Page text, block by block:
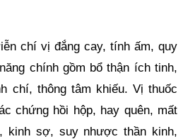
chí vị đắng cay, tính ấm, quy
chính gồm bổ thận ích tinh,
chí, thông tâm khiếu. Vị thuốc
chứng hồi hộp, hay quên, mất
kinh sợ, suy nhược thần kinh,